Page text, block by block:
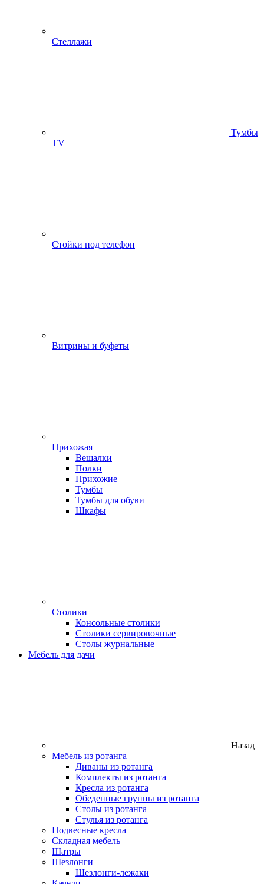
Стеллажи
Тумбы
ТV
Стойки под телефон
Витрины и буфеты
Прихожая
Вешалки
Полки
Прихожие
Тумбы
Тумбы для обуви
Шкафы
Столики
Консольные столики
Столики сервировочные
Столы журнальные
Мебель для дачи
Назад
Мебель из ротанга
Диваны из ротанга
Комплекты из ротанга
Кресла из ротанга
Обеденные группы из ротанга
Столы из ротанга
Стулья из ротанга
Подвесные кресла
Складная мебель
Шатры
Шезлонги
Шезлонги-лежаки